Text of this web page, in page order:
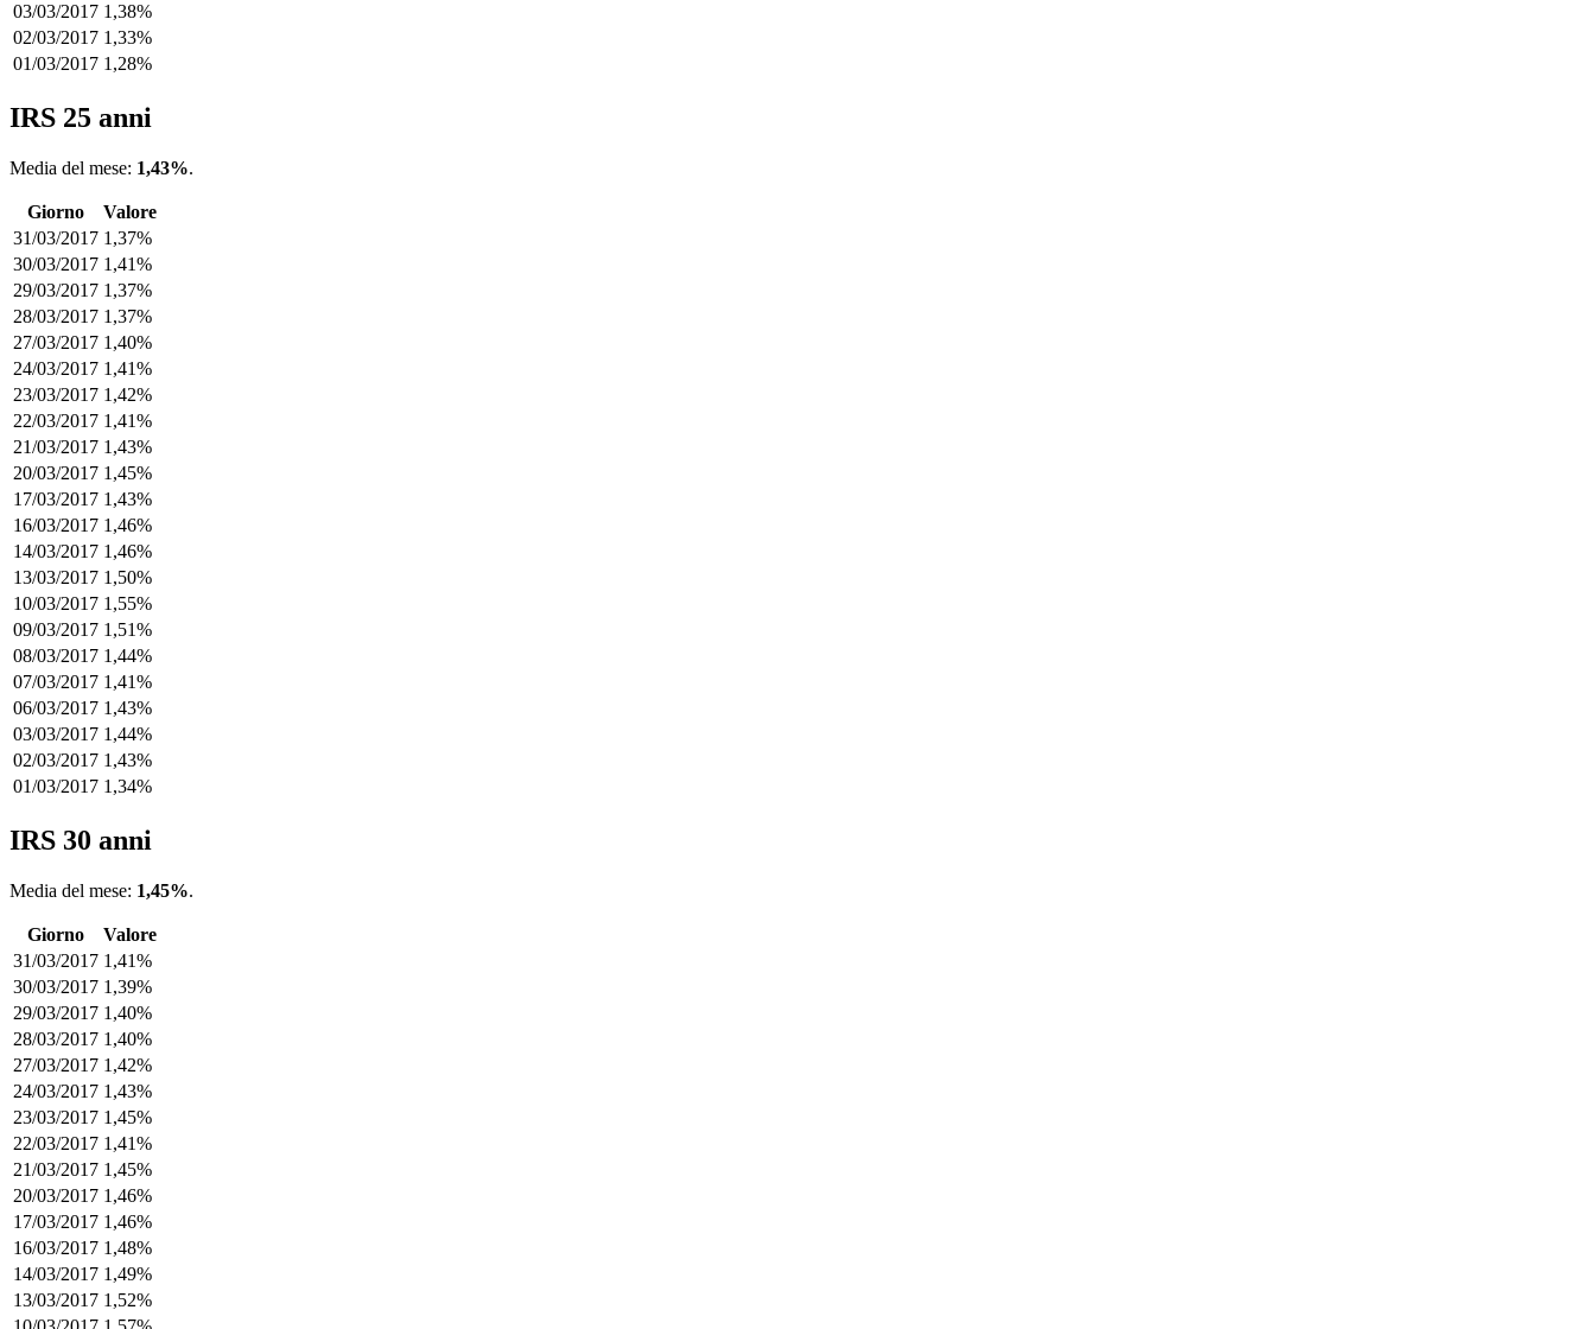
03/03/2017 1,38%
02/03/2017 1,33%
01/03/2017 1,28%
IRS 25 anni
Media del mese: 1,43%.
Giorno
Valore
31/03/2017 1,37%
30/03/2017 1,41%
29/03/2017 1,37%
28/03/2017 1,37%
27/03/2017 1,40%
24/03/2017 1,41%
23/03/2017 1,42%
22/03/2017 1,41%
21/03/2017 1,43%
20/03/2017 1,45%
17/03/2017 1,43%
16/03/2017 1,46%
14/03/2017 1,46%
13/03/2017 1,50%
10/03/2017 1,55%
09/03/2017 1,51%
08/03/2017 1,44%
07/03/2017 1,41%
06/03/2017 1,43%
03/03/2017 1,44%
02/03/2017 1,43%
01/03/2017 1,34%
IRS 30 anni
Media del mese: 1,45%.
Giorno
Valore
31/03/2017 1,41%
30/03/2017 1,39%
29/03/2017 1,40%
28/03/2017 1,40%
27/03/2017 1,42%
24/03/2017 1,43%
23/03/2017 1,45%
22/03/2017 1,41%
21/03/2017 1,45%
20/03/2017 1,46%
17/03/2017 1,46%
16/03/2017 1,48%
14/03/2017 1,49%
13/03/2017 1,52%